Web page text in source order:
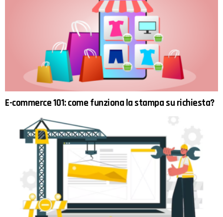
E-commerce 101: come funziona la stampa su richiesta?